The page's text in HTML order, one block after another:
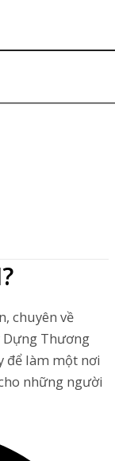
chuyên về
Dựng Thương
để làm một nơi
những người